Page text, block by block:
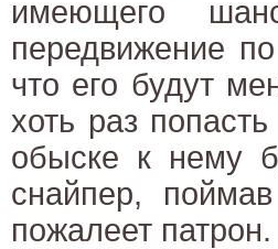
имеющего
передвижение
что его будут
хоть раз
обыске к нему
снайпер,
пожалеет патрон.